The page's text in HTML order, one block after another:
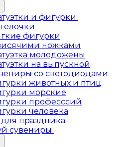
и фигурки
фигурки
ножками
молодожены
на выпускной
со светодиодами
животных и птиц
морские
професссий
человека
праздника
сувениры